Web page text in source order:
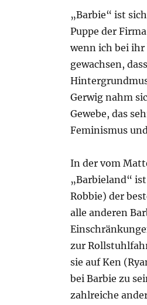
„Barbie“ ist
Puppe der
wenn ich bei
gewachsen,
Gerwig nahm
Gewebe, das
Feminismus
In der vom
„Barbieland“
Robbie) der
alle anderen
zur
sie auf Ken
bei Barbie zu
zahlreiche